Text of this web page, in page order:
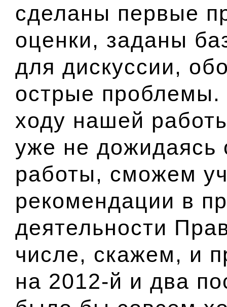
сделаны первые
оценки, заданы
для дискуссии,
острые
ходу нашей
уже не дожидаясь
работы, сможем
рекомендации в
деятельности
числе, скажем, и
на 2012-й и два